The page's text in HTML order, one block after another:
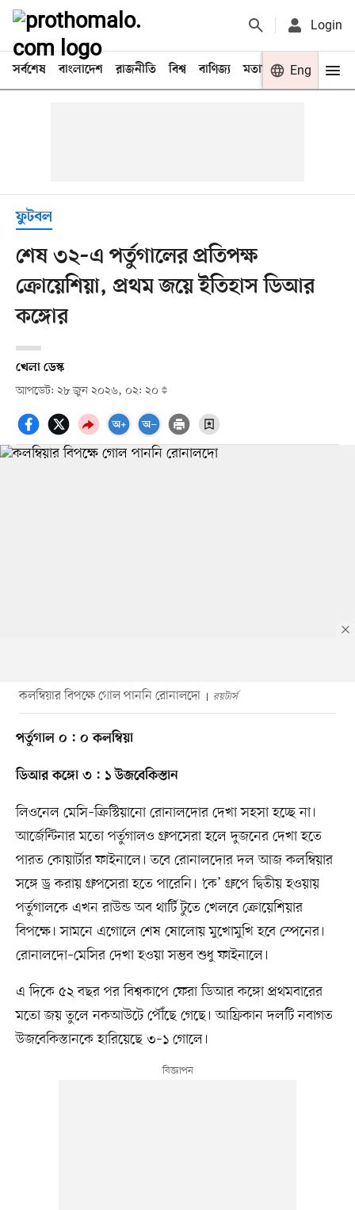
Login
সর্বশেষ বাংলাদেশ রাজনীতি বিশ্ব বাণিজ্য মতামত খেলা
Eng
ফুটবল
শেষ ৩২–এ পর্তুগালের প্রতিপক্ষ
ক্রোয়েশিয়া, প্রথম জয়ে ইতিহাস ডিআর
কঙ্গোর
খেলা ডেস্ক
আপডেট: ২৮ জুন ২০২৬, ০২: ২০
কলম্বিয়ার বিপক্ষে গোল পাননি রোনালদো রয়টার্স
পর্তুগাল ০ : ০ কলম্বিয়া
ডিআর কঙ্গো ৩ : ১ উজবেকিস্তান
লিওনেল মেসি–ক্রিস্টিয়ানো রোনালদোর দেখা সহসা হচ্ছে না।
আর্জেন্টিনার মতো পর্তুগালও গ্রুপসেরা হলে দুজনের দেখা হতে
পারত কোয়ার্টার ফাইনালে। তবে রোনালদোর দল আজ কলম্বিয়ার
সঙ্গে ড্র করায় গ্রুপসেরা হতে পারেনি। ‘কে’ গ্রুপে দ্বিতীয় হওয়ায়
পর্তুগালকে এখন রাউন্ড অব থার্টি টুতে খেলবে ক্রোয়েশিয়ার
বিপক্ষে। সামনে এগোলে শেষ ষোলোয় মুখোমুখি হবে স্পেনের।
রোনালদো–মেসির দেখা হওয়া সম্ভব শুধু ফাইনালে।
এ দিকে ৫২ বছর পর বিশ্বকাপে ফেরা ডিআর কঙ্গো প্রথমবারের
মতো জয় তুলে নকআউটে পৌঁছে গেছে। আফ্রিকান দলটি নবাগত
উজবেকিস্তানকে হারিয়েছে ৩–১ গোলে।